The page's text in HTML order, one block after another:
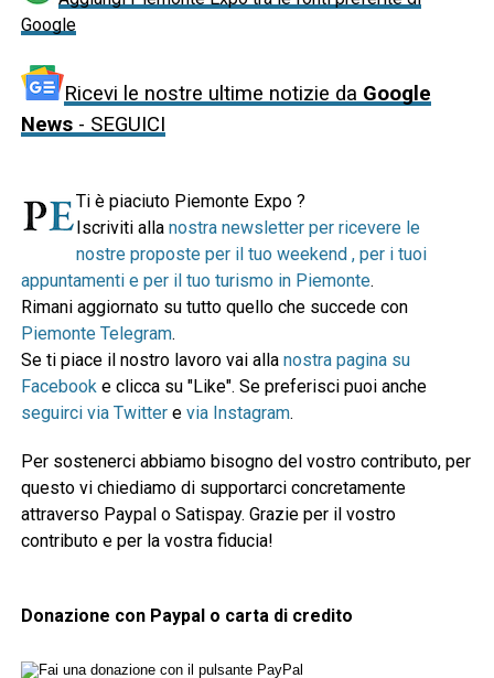
Google
Ricevi le nostre ultime notizie da Google
News- SEGUICI
Ti è piaciuto Piemonte Expo ?
Iscriviti alla nostra newsletter per ricevere le
nostre proposte per il tuo weekend , per i tuoi
appuntamenti e per il tuo turismo in Piemonte.
Rimani aggiornato su tutto quello che succede con
Piemonte Telegram.
Se ti piace il nostro lavoro vai alla nostra pagina su
Facebooke clicca su "Like". Se preferisci puoi anche
seguirci via Twittere via Instagram.
Per sostenerci abbiamo bisogno del vostro contributo, per
questo vi chiediamo di supportarci concretamente
attraverso Paypal o Satispay. Grazie per il vostro
contributo e per la vostra fiducia!
Donazione con Paypal o carta di credito